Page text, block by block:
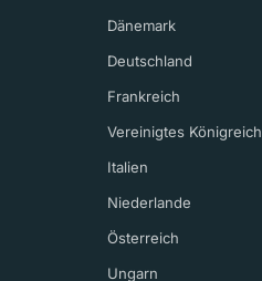
Dänemark
Deutschland
Frankreich
Vereinigtes Königreich
Italien
Niederlande
Österreich
Ungarn